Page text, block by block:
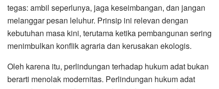
tegas: ambil seperlunya, jaga keseimbangan, dan jangan
melanggar pesan leluhur. Prinsip ini relevan dengan
kebutuhan masa kini, terutama ketika pembangunan sering
menimbulkan konflik agraria dan kerusakan ekologis.
Oleh karena itu, perlindungan terhadap hukum adat bukan
berarti menolak modernitas. Perlindungan hukum adat